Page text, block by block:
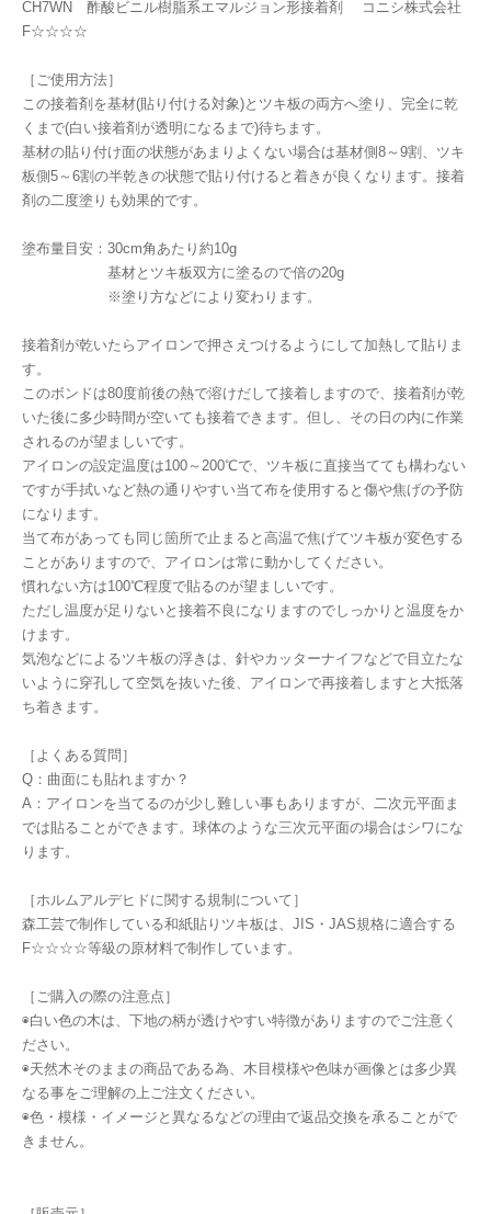
CH7WN 酢酸ビニル樹脂系エマルジョン形接着剤 コニシ株式会社
F☆☆☆☆
［ご使用方法］
この接着剤を基材(貼り付ける対象)とツキ板の両方へ塗り、完全に乾
くまで(白い接着剤が透明になるまで)待ちます。
基材の貼り付け面の状態があまりよくない場合は基材側8～9割、ツキ
板側5～6割の半乾きの状態で貼り付けると着きが良くなります。接着
剤の二度塗りも効果的です。
塗布量目安：30cm角あたり約10g
基材とツキ板双方に塗るので倍の20g
※塗り方などにより変わります。
接着剤が乾いたらアイロンで押さえつけるようにして加熱して貼りま
す。
このボンドは80度前後の熱で溶けだして接着しますので、接着剤が乾
いた後に多少時間が空いても接着できます。但し、その日の内に作業
されるのが望ましいです。
アイロンの設定温度は100～200℃で、ツキ板に直接当てても構わない
ですが手拭いなど熱の通りやすい当て布を使用すると傷や焦げの予防
になります。
当て布があっても同じ箇所で止まると高温で焦げてツキ板が変色する
ことがありますので、アイロンは常に動かしてください。
慣れない方は100℃程度で貼るのが望ましいです。
ただし温度が足りないと接着不良になりますのでしっかりと温度をか
けます。
気泡などによるツキ板の浮きは、針やカッターナイフなどで目立たな
いように穿孔して空気を抜いた後、アイロンで再接着しますと大抵落
ち着きます。
［よくある質問］
Q：曲面にも貼れますか？
A：アイロンを当てるのが少し難しい事もありますが、二次元平面ま
では貼ることができます。球体のような三次元平面の場合はシワにな
ります。
［ホルムアルデヒドに関する規制について］
森工芸で制作している和紙貼りツキ板は、JIS・JAS規格に適合する
F☆☆☆☆等級の原材料で制作しています。
［ご購入の際の注意点］
◉白い色の木は、下地の柄が透けやすい特徴がありますのでご注意く
ださい。
◉天然木そのままの商品である為、木目模様や色味が画像とは多少異
なる事をご理解の上ご注文ください。
◉色・模様・イメージと異なるなどの理由で返品交換を承ることがで
きません。